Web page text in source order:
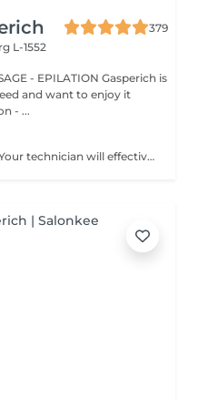
379
L-1552
- EPILATION Gasperich is
and want to enjoy it
- ...
Fall in Love with the Art of Nails! Your technician will effectively remove dead skin cells, shape and file nails, and buff the outer surface. Semi-permanent (gel) polish is applied. It looks like regular nail polish, but stays on your nails much longer. Fantastic, isn't it? It is drying in a led lamp and lasts for weeks. Our masters do edged, hardware, or combined manicure. How is manicure with semi-permanent nail polish done? - removal of an old semi-permanent (gel) if needed - rough skin is removed - the shape of the nail plate is corrected - the cuticle and side ridges are corrected - semi-permanent (gel) polish is applied - cuticle oil and hand cream are applied *Please note that if semipermanent nail polish without manicure is chosen, rough skin, cuticle and side ridges won't be removed. Age restrictions: recommended to do from 16 years. Post procedure recommendations: there are no post recommendations for this procedure. Frequency: once in 3 weeks.